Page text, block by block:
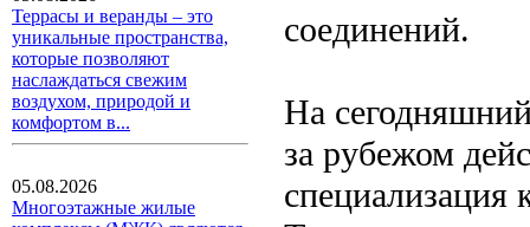
Террасы и веранды – это
уникальные пространства,
которые позволяют
наслаждаться свежим
воздухом, природой и
комфортом в...
05.08.2026
Многоэтажные жилые
соединений.
На
за рубежом
специализация